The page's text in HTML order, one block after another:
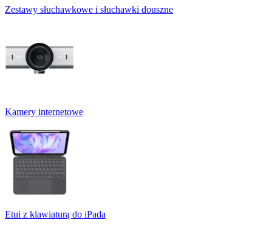
Zestawy słuchawkowe i słuchawki douszne
Kamery internetowe
Etui z klawiaturą do iPada